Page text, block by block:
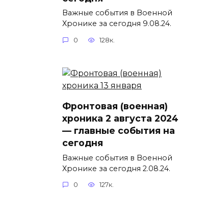
Важные события в Военной
Хронике за сегодня 9.08.24.
0 128к.
Фронтовая (военная)
хроника 2 августа 2024
— главные события на
сегодня
Важные события в Военной
Хронике за сегодня 2.08.24.
0 127к.